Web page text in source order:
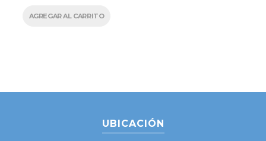
AGREGAR AL CARRITO
UBICACIÓN